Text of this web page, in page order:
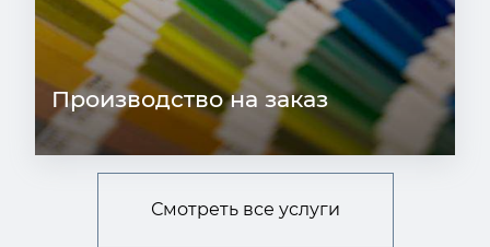
Производство на заказ
Смотреть все услуги